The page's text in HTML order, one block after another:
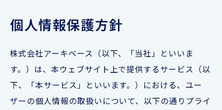
個人情報保護方針
株式会社アーキベース（以下、「当社」といいま
す。）は、本ウェブサイト上で提供するサービス（以
下、「本サービス」といいます。）における、ユー
ザーの個人情報の取扱いについて、以下の通りプライ